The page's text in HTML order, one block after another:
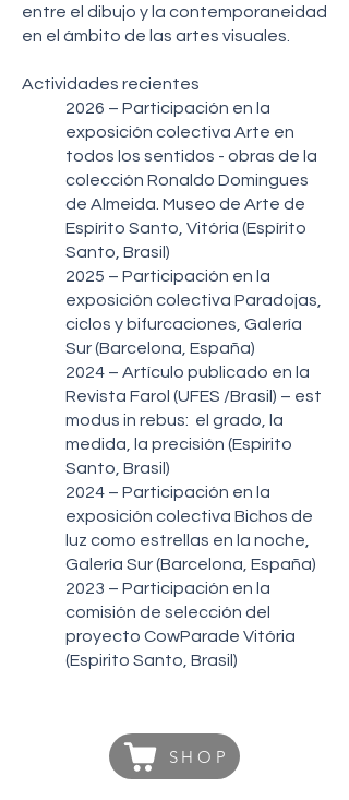
entre el dibujo y la contemporaneidad
en el ámbito de las artes visuales.
Actividades recientes
2026 – Participación en la
exposición colectiva Arte en
todos los sentidos - obras de la
colección Ronaldo Domingues
de Almeida. Museo de Arte de
Espírito Santo, Vitória (Espírito
Santo, Brasil)
2025 – Participación en la
exposición colectiva Paradojas,
ciclos y bifurcaciones, Galería
Sur (Barcelona, España)
​2024 – Artículo publicado en la
Revista Farol (UFES /Brasil) – est
modus in rebus: el grado, la
medida, la precisión (Espirito
Santo, Brasil)
2024 – Participación en la
exposición colectiva Bichos de
luz como estrellas en la noche,
Galería Sur (Barcelona, España)
2023 – Participación en la
comisión de selección del
proyecto CowParade Vitória
(Espirito Santo, Brasil)
SHOP